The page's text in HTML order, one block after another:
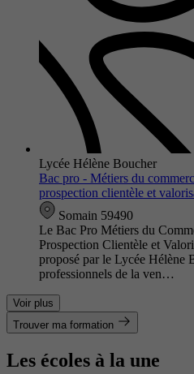
Lycée Hélène Boucher
Bac pro - Métiers du
prospection clientèle et
Somain 59490
Le Bac Pro Métiers du
Prospection Clientèle et
proposé par le Lycée Hélène
professionnels de la ven…
Voir plus
Trouver ma formation
Les écoles à la une